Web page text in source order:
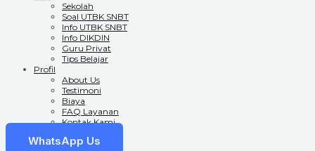
Sekolah
Soal UTBK SNBT
Info UTBK SNBT
Info DIKDIN
Guru Privat
Tips Belajar
Profil
About Us
Testimoni
Biaya
FAQ Layanan
Kontak Kami
WhatsApp Us